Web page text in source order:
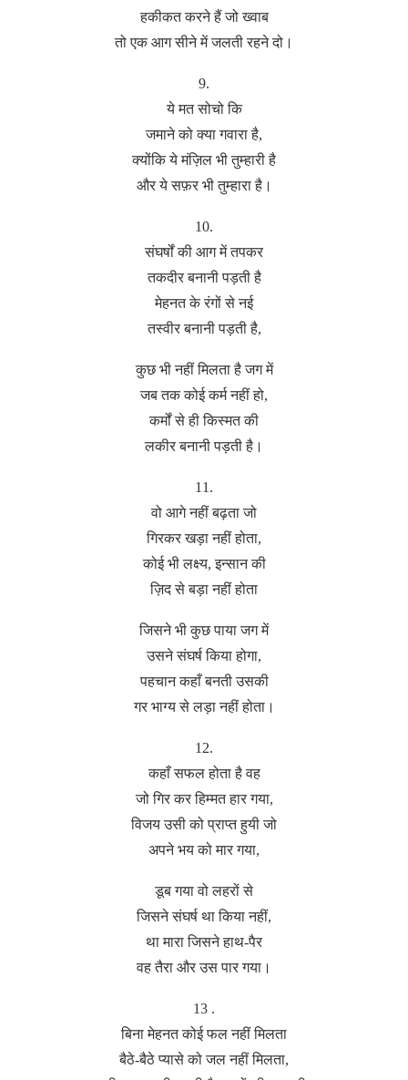
हकीकत करने हैं जो ख्वाब
तो एक आग सीने में जलती रहने दो।
9.
ये मत सोचो कि
जमाने को क्या गवारा है,
क्योंकि ये मंज़िल भी तुम्हारी है
और ये सफ़र भी तुम्हारा है।
10.
संघर्षों की आग में तपकर
तकदीर बनानी पड़ती है
मेहनत के रंगों से नई
तस्वीर बनानी पड़ती है,
कुछ भी नहीं मिलता है जग में
जब तक कोई कर्म नहीं हो,
कर्मों से ही किस्मत की
लकीर बनानी पड़ती है।
11.
वो आगे नहीं बढ़ता जो
गिरकर खड़ा नहीं होता,
कोई भी लक्ष्य, इन्सान की
ज़िद से बड़ा नहीं होता
जिसने भी कुछ पाया जग में
उसने संघर्ष किया होगा,
पहचान कहाँ बनती उसकी
गर भाग्य से लड़ा नहीं होता।
12.
कहाँ सफल होता है वह
जो गिर कर हिम्मत हार गया,
विजय उसी को प्राप्त हुयी जो
अपने भय को मार गया,
डूब गया वो लहरों से
जिसने संघर्ष था किया नहीं,
था मारा जिसने हाथ-पैर
वह तैरा और उस पार गया।
13 .
बिना मेहनत कोई फल नहीं मिलता
बैठे-बैठे प्यासे को जल नहीं मिलता,